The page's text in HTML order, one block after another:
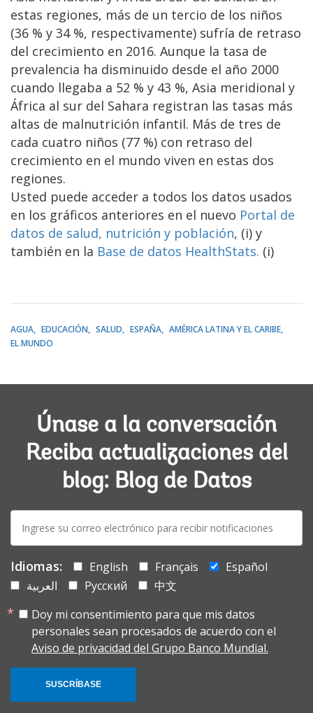
estas regiones, más de un tercio de los niños
(36 % y 34 %, respectivamente) sufría de retraso
del crecimiento en 2016. Aunque la tasa de
prevalencia ha disminuido desde el año 2000
cuando llegaba a 52 % y 43 %, Asia meridional y
África al sur del Sahara registran las tasas más
altas de malnutrición infantil. Más de tres de
cada cuatro niños (77 %) con retraso del
crecimiento en el mundo viven en estas dos
regiones.
Usted puede acceder a todos los datos usados
en los gráficos anteriores en el nuevo Portal de
datos de salud, nutrición y población, (i) y
también en la Base de datos HealthStats. (i)
AGUA EDUCACIÓN SALUD ESPAÑA
AMÉRICA LATINA Y EL CARIBE
EL MUNDO
Únase a la conversación
Reciba actualizaciones del
blog: Blog de Datos
E-
mail:
Idiomas: English Français
Español
العربية
Русский
中文
Doy mi consentimiento para que mis datos
personales sean procesados de acuerdo con el
Aviso de privacidad del Grupo Banco Mundial.
SUSCRÍBASE